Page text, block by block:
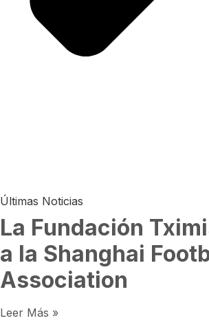
Últimas Noticias
La Fundación
a la Shanghai
Association
Leer Más »